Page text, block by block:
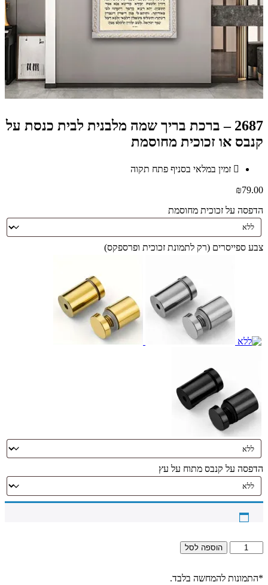
2687 – ברכת בריך שמה מלבנית לבית כנסת על
קנבס או זכוכית מחוסמת
זמין במלאי בסניף פתח תקוה
₪79.00
הדפסה על זכוכית מחוסמת
צבע ספייסרים (רק לתמונת זכוכית ופרספקס)
הדפסה על קנבס מתוח על עץ
כמות
של
-
הוספה לסל
*התמונות להמחשה בלבד.